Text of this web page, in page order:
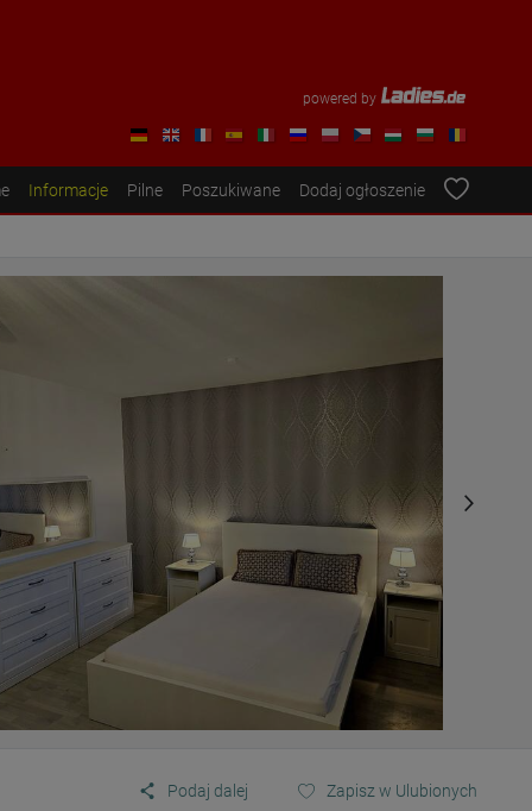
powered by
Informacje Pilne Poszukiwane Dodaj ogłoszenie
Podaj dalej Zapisz w Ulubionych